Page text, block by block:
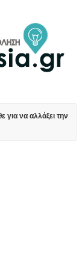
για να αλλάξει την